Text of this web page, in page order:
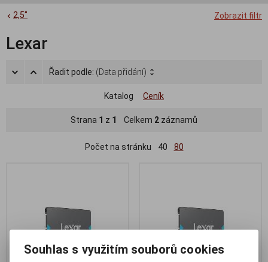
Zobrazit filtr
2,5"
Lexar
Řadit podle: (Data přidání)
Katalog Ceník
Strana 1 z 1 Celkem 2 záznamů
Počet na stránku 40 80
Souhlas s využitím souborů cookies